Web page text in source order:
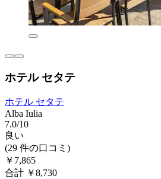
ホテル セタテ
ホテル セタテ
Alba Iulia
7.0/10
良い
(29 件の口コミ)
￥7,865
合計 ￥8,730